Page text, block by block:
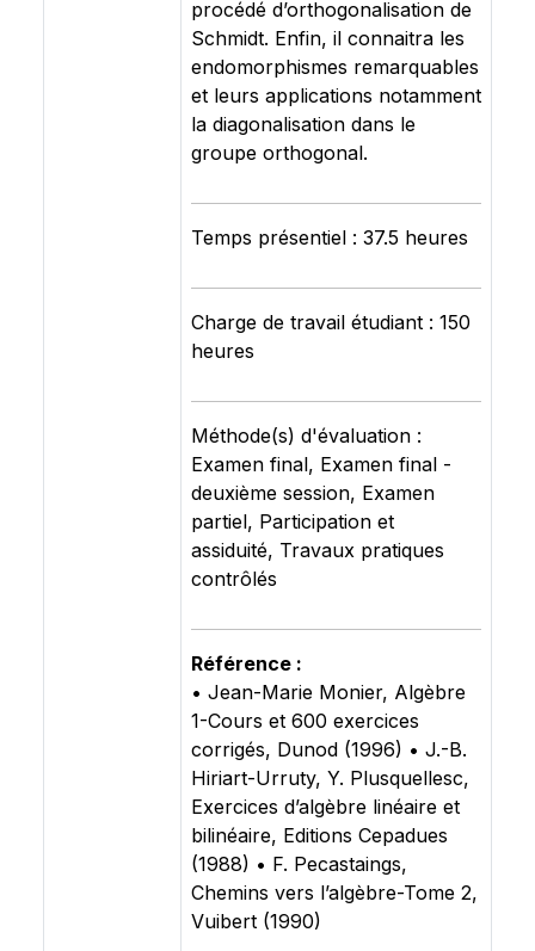
procédé d’orthogonalisation de
Schmidt. Enfin, il connaitra les
endomorphismes remarquables
et leurs applications notamment
la diagonalisation dans le
groupe orthogonal.
Temps présentiel : 37.5 heures
Charge de travail étudiant : 150
heures
Méthode(s) d'évaluation :
Examen final, Examen final -
deuxième session, Examen
partiel, Participation et
assiduité, Travaux pratiques
contrôlés
Référence :
• Jean-Marie Monier, Algèbre
1-Cours et 600 exercices
corrigés, Dunod (1996) • J.-B.
Hiriart-Urruty, Y. Plusquellesc,
Exercices d’algèbre linéaire et
bilinéaire, Editions Cepadues
(1988) • F. Pecastaings,
Chemins vers l’algèbre-Tome 2,
Vuibert (1990)